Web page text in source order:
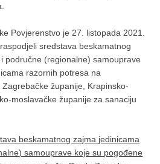
Povjerenstvo je 27. listopada 2021.
sredstava beskamatnog
područne (regionalne) samouprave
razornih potresa na
županije, Krapinsko-
moslavačke županije za sanaciju
beskamatnog zajma jedinicama
samouprave koje su pogođene